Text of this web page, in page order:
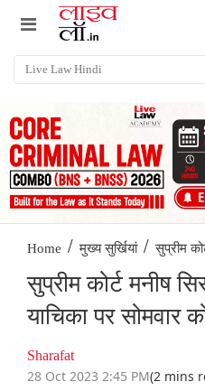
Home / मुख्य सुर्खियां / सुप्रीम
सुप्रीम कोर्ट मनीष
याचिका पर सोमवार
Sharafat
28 Oct 2023 2:45 PM(2 mins